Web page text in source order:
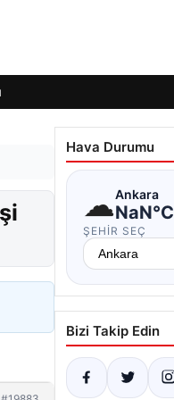
Hava Durumu
☁Ankara
NaN°C
ŞEHIR SEÇ
Bizi Takip Edin